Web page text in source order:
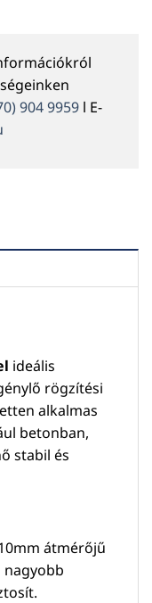
904 9959 l E-
ideális
rögzítési
alkalmas
betonban,
stabil és
átmérőjű
nagyobb